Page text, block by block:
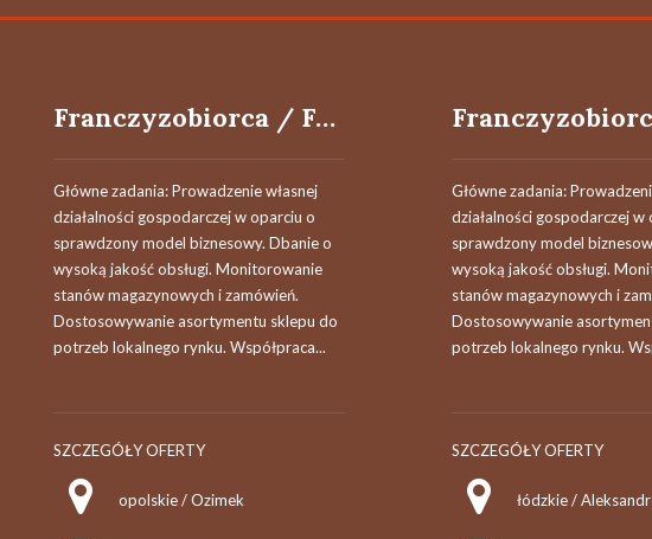
Franczyzobiorca / Franczyzobiorczyni
Główne zadania: Prowadzenie własnej
działalności gospodarczej w oparciu o
sprawdzony model biznesowy. Dbanie o
wysoką jakość obsługi. Monitorowanie
stanów magazynowych i zamówień.
Dostosowywanie asortymentu sklepu do
potrzeb lokalnego rynku. Współpraca...
SZCZEGÓŁY OFERTY
opolskie / Ozimek
Główne zadania:
działalności gospodarczej w
sprawdzony model
wysoką jakość obsługi.
stanów magazynowych i
Dostosowywanie
potrzeb lokalnego rynku.
SZCZEGÓŁY OFERTY
łódzkie /